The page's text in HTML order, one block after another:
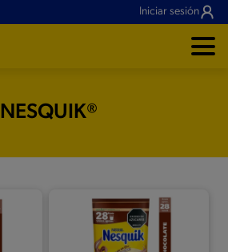
Iniciar sesión
NESQUIK®